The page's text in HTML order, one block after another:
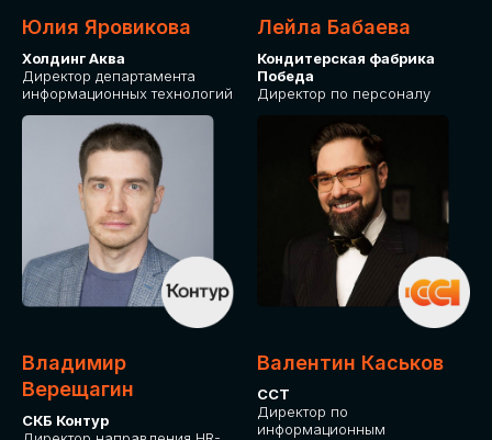
Юлия Яровикова
Холдинг Аква
Директор департамента
информационных технологий
Лейла Бабаева
Кондитерская фабрика
Победа
Директор по персоналу
Владимир
Верещагин
СКБ Контур
Валентин Каськов
ССТ
Директор по
информационным